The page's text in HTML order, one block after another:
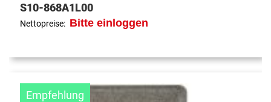
S10-868A1L00
Nettopreise: Bitte einloggen
Empfehlung